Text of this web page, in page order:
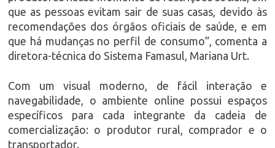
que as pessoas evitam sair de suas casas, devido às
recomendações dos órgãos oficiais de saúde, e em
que há mudanças no perfil de consumo”, comenta a
diretora-técnica do Sistema Famasul, Mariana Urt.
Com um visual moderno, de fácil interação e
navegabilidade, o ambiente online possui espaços
específicos para cada integrante da cadeia de
comercialização: o produtor rural, comprador e o
transportador.